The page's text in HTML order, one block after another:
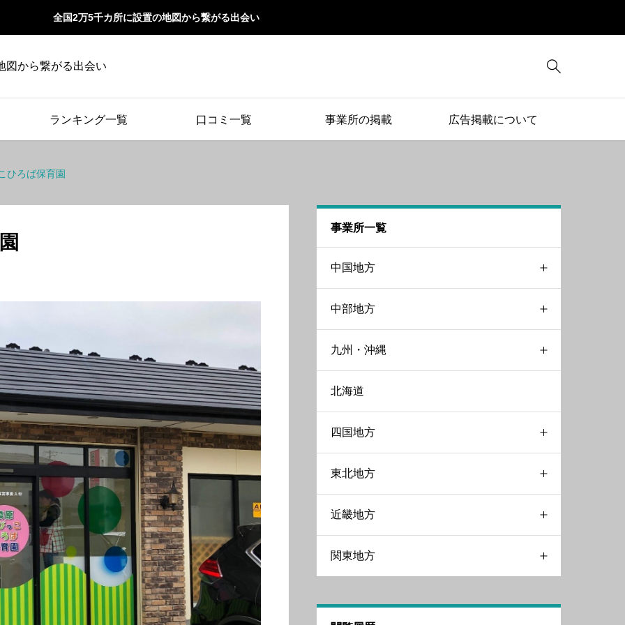
全国2万5千カ所に設置の地図から繋がる出会い
図から繋がる出会い 
ランキング一覧 口コミ一覧 事業所の掲載 広告掲載について
ひろば保育園
事業所一覧
中国地方
岡山県
広島県
鳥取県
中部地方
富山県
山梨県
岐阜県
愛知県
新潟県
石川県
九州・沖縄
大分県
宮崎県
沖縄県
福岡県
長崎県
北海道
四国地方
徳島県
愛媛県
東北地方
宮城県
山形県
近畿地方
三重県
関東地方